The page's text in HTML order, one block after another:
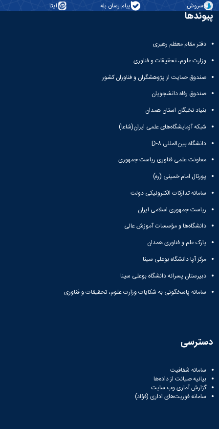
سروش پیام رسان بله ایتا
پیوندها
دفتر مقام معظم رهبری
وزارت علوم، تحقیقات و فناوری
صندوق حمایت از پژوهشگران و فناوران کشور
صندوق رفاه دانشجویان
بنیاد نخبگان استان همدان
شبکه آزمایشگاه‌های علمی ایران(شاعا)
دانشگاه بین‌المللی D-۸
معاونت علمی فناوری ریاست جمهوری
پورتال امام خمینی (ره)
سامانه تدارکات الکترونیکی دولت
ریاست جمهوری اسلامی ایران
دانشگاه‌ها و مؤسسات آموزش عالی
پارک علم و فناوری همدان
مرکز آپا دانشگاه بوعلی سینا
دبیرستان پسرانه دانشگاه بوعلی سینا
سامانه پاسخگوئی به شکایات وزارت علوم، تحقیقات و فناوری
دسترسی
سامانه شفافیت
بیانیه صیانت از داده‌ها
گزارش آماری وب‌ سایت
سامانه فوریت‌های اداری (فؤاد)